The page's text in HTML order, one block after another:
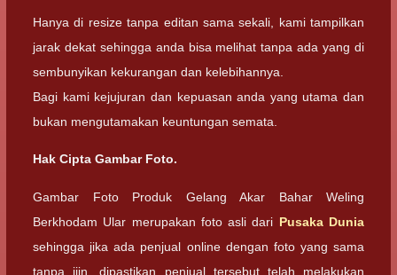
Hanya di resize tanpa editan sama sekali, kami tampilkan
jarak dekat sehingga anda bisa melihat tanpa ada yang di
sembunyikan kekurangan dan kelebihannya.
Bagi kami kejujuran dan kepuasan anda yang utama dan
bukan mengutamakan keuntungan semata.
Hak Cipta Gambar Foto.
Gambar Foto Produk Gelang Akar Bahar Weling
Berkhodam Ular merupakan foto asli dari Pusaka Dunia
sehingga jika ada penjual online dengan foto yang sama
tanpa ijin, dipastikan penjual tersebut telah melakukan